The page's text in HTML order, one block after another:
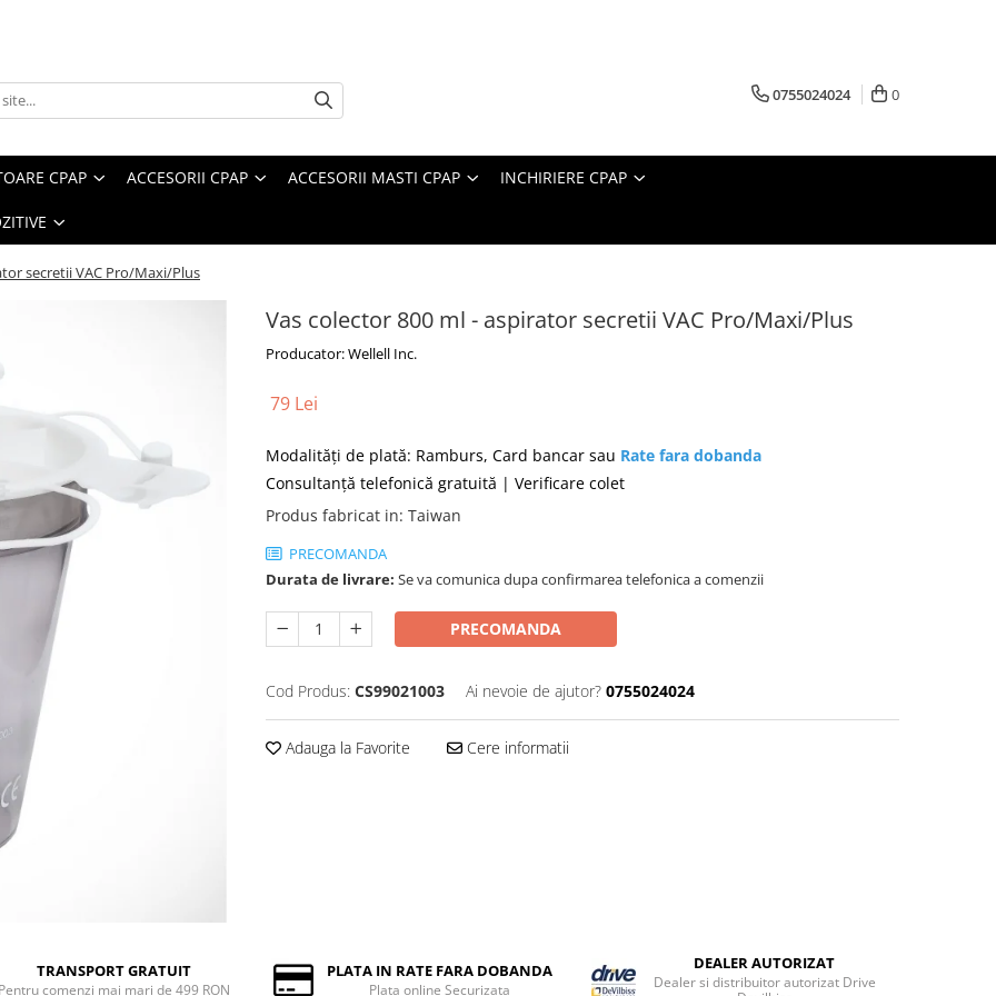
0755024024 0
CPAP ACCESORII CPAP ACCESORII MASTI CPAP INCHIRIERE CPAP
secretii VAC Pro/Maxi/Plus
Vas colector 800 ml - aspirator secretii VAC Pro/Maxi/Plus
Producator: Wellell Inc.
79 Lei
Modalităţi de plată: Ramburs, Card bancar sau Rate fara dobanda
Consultanţă telefonică gratuită | Verificare colet
Produs fabricat in: Taiwan
PRECOMANDA
Durata de livrare: Se va comunica dupa confirmarea telefonica a comenzii
PRECOMANDA
Cod Produs: CS99021003 Ai nevoie de ajutor? 0755024024
Adauga la Favorite Cere informatii
TRANSPORT GRATUIT
Pentru comenzi mai mari de 499 RON
PLATA IN RATE FARA DOBANDA
Plata online Securizata
DEALER AUTORIZAT
Dealer si distribuitor autorizat Drive